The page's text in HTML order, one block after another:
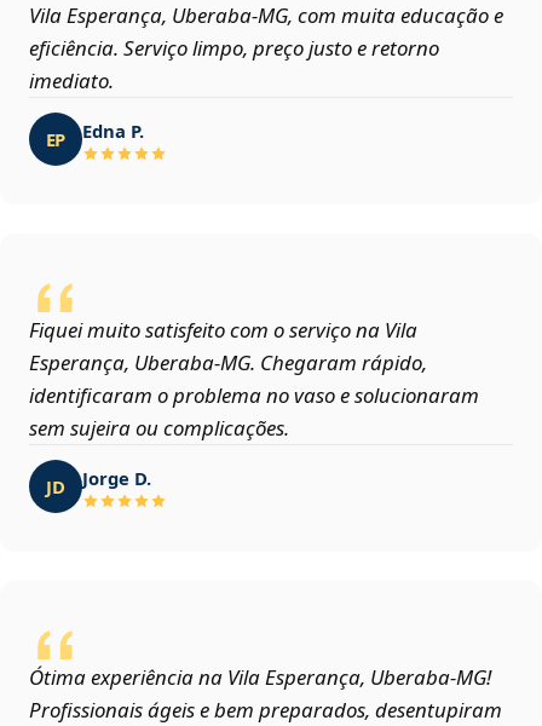
Vila Esperança, Uberaba‑MG, com muita educação e
eficiência. Serviço limpo, preço justo e retorno
imediato.
EP Edna P.
Fiquei muito satisfeito com o serviço na Vila
Esperança, Uberaba‑MG. Chegaram rápido,
identificaram o problema no vaso e solucionaram
sem sujeira ou complicações.
JD Jorge D.
Ótima experiência na Vila Esperança, Uberaba‑MG!
Profissionais ágeis e bem preparados, desentupiram